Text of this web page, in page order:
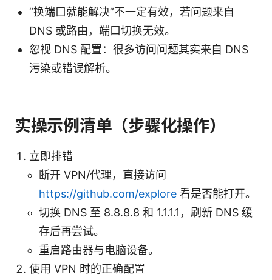
“换端口就能解决”不一定有效，若问题来自
DNS 或路由，端口切换无效。
忽视 DNS 配置：很多访问问题其实来自 DNS
污染或错误解析。
实操示例清单（步骤化操作）
立即排错
断开 VPN/代理，直接访问
https://github.com/explore 看是否能打开。
切换 DNS 至 8.8.8.8 和 1.1.1.1，刷新 DNS 缓
存后再尝试。
重启路由器与电脑设备。
使用 VPN 时的正确配置